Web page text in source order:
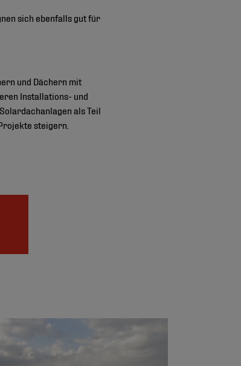
sich ebenfalls gut für
und Dächern mit
Installations- und
als Teil
steigern.